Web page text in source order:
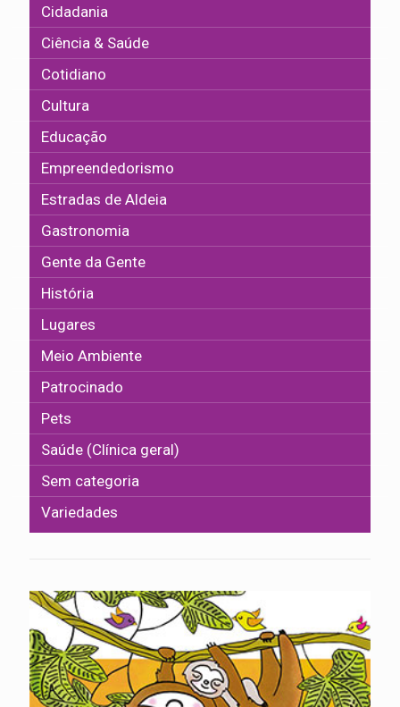
Cidadania
Ciência & Saúde
Cotidiano
Cultura
Educação
Empreendedorismo
Estradas de Aldeia
Gastronomia
Gente da Gente
História
Lugares
Meio Ambiente
Patrocinado
Pets
Saúde (Clínica geral)
Sem categoria
Variedades